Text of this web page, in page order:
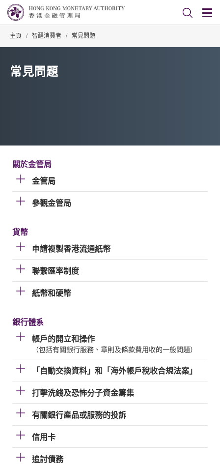
主頁 / 智醒消費者 / 常見問題
常見問題
關於金管局
金管局
參觀金管局
貨幣
申請複製香港流通紙幣
聯繫匯率制度
紙幣和硬幣
銀行體系
帳戶的開立和操作
（包括有關銀行服務、章則及條款費用收的一般問題）
「自動交換資料」和「海外帳戶稅收合規法案」
打擊洗錢及恐怖分子資金籌集
有關銀行產品或服務的投訴
信用卡
追討債務